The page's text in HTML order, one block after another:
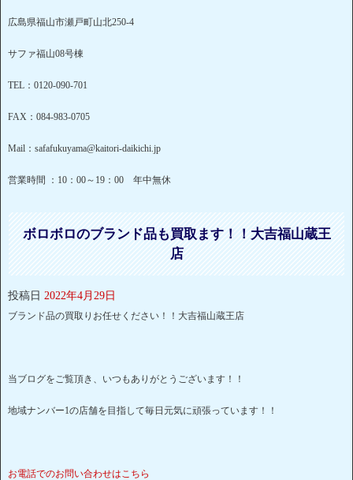
広島県福山市瀬戸町山北250-4
サファ福山08号棟
TEL：0120-090-701
FAX：084-983-0705
Mail：safafukuyama@kaitori-daikichi.jp
営業時間 ：10：00～19：00 年中無休
ボロボロのブランド品も買取ます！！大吉福山蔵王
店
投稿日 2022年4月29日
ブランド品の買取りお任せください！！大吉福山蔵王店
当ブログをご覧頂き、いつもありがとうございます！！
地域ナンバー1の店舗を目指して毎日元気に頑張っています！！
お電話でのお問い合わせはこちら